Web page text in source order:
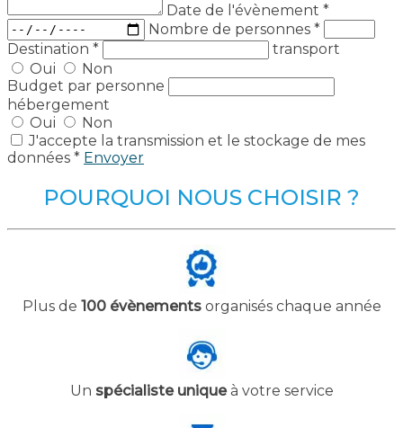
Date de l'évènement *
Nombre de personnes *
Destination *
transport
Oui
Non
Budget par personne
hébergement
Oui
Non
J'accepte la transmission et le stockage de mes
données * Envoyer
POURQUOI NOUS CHOISIR ?
Plus de 100 évènementsorganisés chaque année
Un spécialiste uniqueà votre service